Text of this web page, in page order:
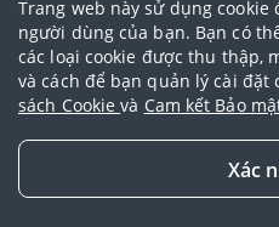
uống trà Atiso hàng
biệt tích cực ở sức
bạn nhé!
Tham khảo:
Trang web này sử dụng cookie
người dùng của bạn. Bạn có
các loại cookie được thu thập,
và cách để bạn quản lý cài đặt
sách Cookievà Cam kết Bảo
Xác